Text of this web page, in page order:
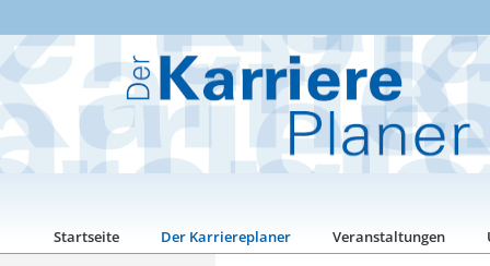
Startseite Der Karriereplaner Veranstaltungen